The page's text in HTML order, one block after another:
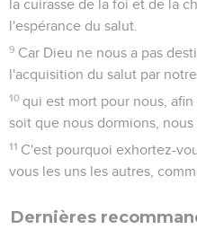
qui porte le nom de Dieu et
vénération religieuse » (2.3-4).
Au chapitre 3, après leur
recommande de s’éloigner
travailler, peut-être parce
temps était imminente. «
renonce aussi à manger ! »
monde et de ses